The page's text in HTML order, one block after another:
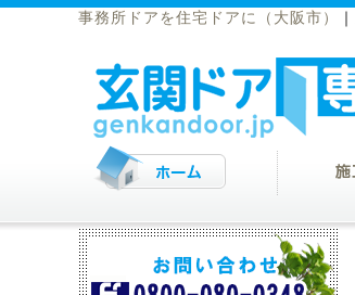
事務所ドアを住宅ドアに（大阪市）